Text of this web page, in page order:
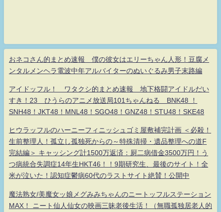
おネコさん的まとめ速報 僕の彼女はエリーちゃん人形！豆腐メ
ンタルメンヘラ電波中年アルバイターのぬいぐるみ男子末路編
アイドッフル！ ワタクシ的まとめ速報 地下格闘アイドルだい
すき！23 ひうらのアニメ放送局101ちゃんねる BNK48 ！
SNH48！JKT48！MNL48！SGO48！GNZ48！STU48！SKE48
ヒウラッフルのハーニーフィニッシュゴミ屋敷補完計画 ＜必殺！
生前整理人！孤立し孤独死からの～特殊清掃・遺品整理への道F
完結編＞ キャッシング計1500万返済：厨二病借金3500万円！う
つ病統合失調症14年生HKT46！！9期研究生、最後のサイト！全
米が泣いた！認知症鬱病60代のラストサイト絶賛！公開中
魔法熟女/美魔女ッ娘メグみみちゃんのニートッフルステーション
MAX！ ニート仙人仙女の映画三昧老後生活！（無職孤独居老人的